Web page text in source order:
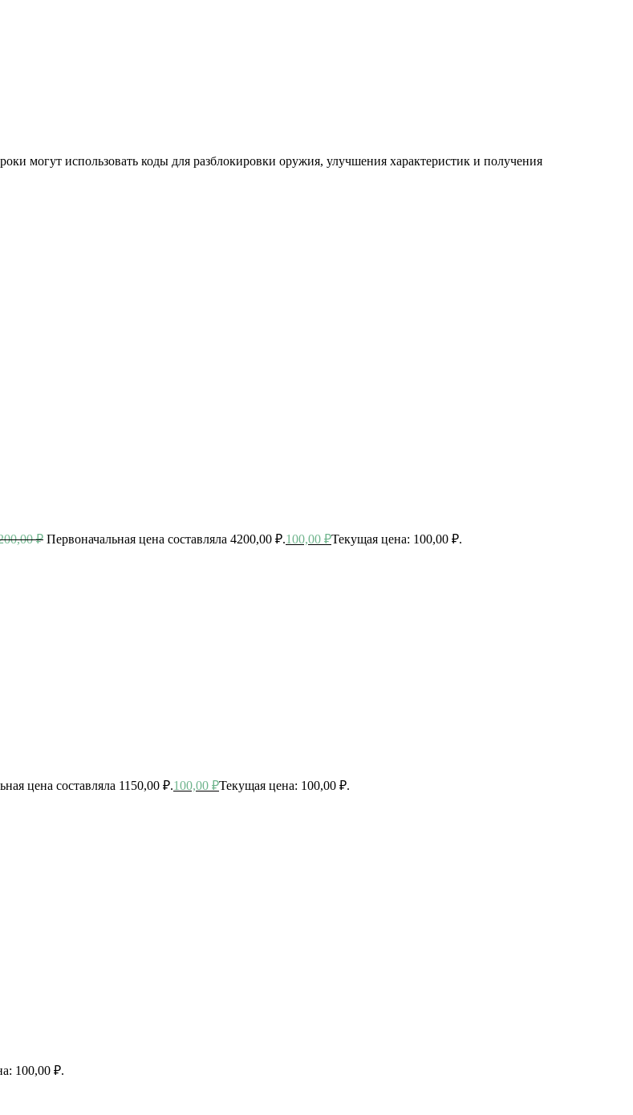
могут использовать коды для разблокировки оружия, улучшения характеристик и получения
₽ Первоначальная цена составляла 4200,00 ₽.100,00 ₽Текущая цена: 100,00 ₽.
цена составляла 1150,00 ₽.100,00 ₽Текущая цена: 100,00 ₽.
100,00 ₽.